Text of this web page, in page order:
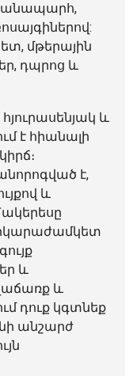
մթերային
դպրոց և
և
է հիանալի
է,
և
և
և
դուք կգտնեք
անշարժ